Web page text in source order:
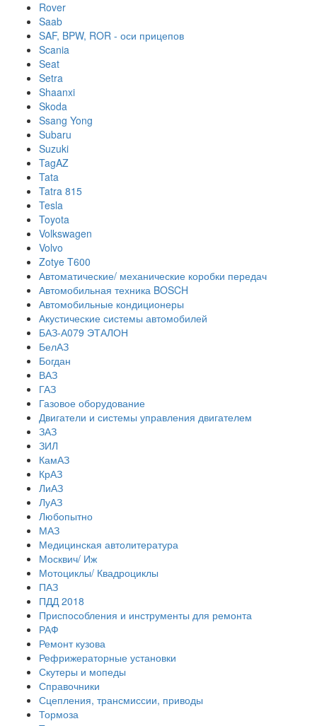
Rover
Saab
SAF, BPW, ROR - оси прицепов
Scania
Seat
Setra
Shaanxi
Skoda
Ssang Yong
Subaru
Suzuki
TagAZ
Tata
Tatra 815
Tesla
Toyota
Volkswagen
Volvo
Zotye T600
Автоматические/ механические коробки передач
Автомобильная техника BOSCH
Автомобильные кондиционеры
Акустические системы автомобилей
БАЗ-А079 ЭТАЛОН
БелАЗ
Богдан
ВАЗ
ГАЗ
Газовое оборудование
Двигатели и системы управления двигателем
ЗАЗ
ЗИЛ
КамАЗ
КрАЗ
ЛиАЗ
ЛуАЗ
Любопытно
МАЗ
Медицинская автолитература
Москвич/ Иж
Мотоциклы/ Квадроциклы
ПАЗ
ПДД 2018
Приспособления и инструменты для ремонта
РАФ
Ремонт кузова
Рефрижераторные установки
Скутеры и мопеды
Справочники
Сцепления, трансмиссии, приводы
Тормоза